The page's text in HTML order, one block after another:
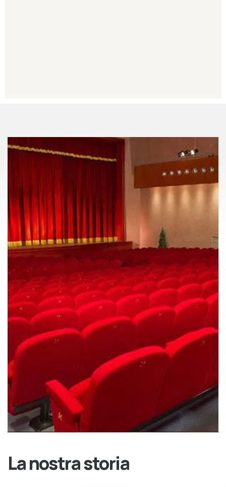
La nostra storia